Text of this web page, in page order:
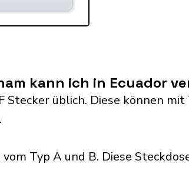
kann ich in Ecuador
üblich. Diese können mit
Typ A und B. Diese